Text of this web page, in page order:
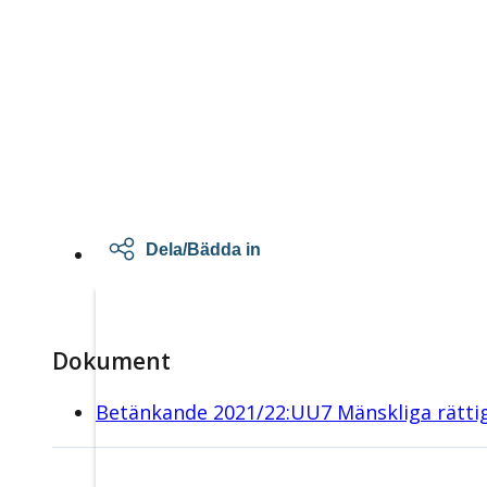
Dela/Bädda in
Dokument
Betänkande 2021/22:UU7 Mänskliga